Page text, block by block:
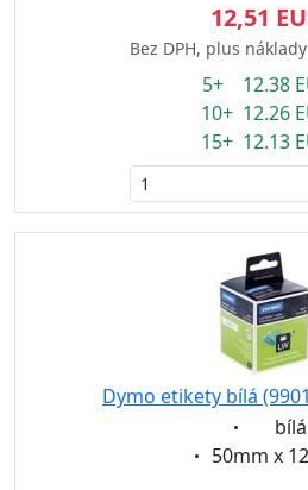
12,51
Bez DPH, plus
5+ 12.38
10+ 12.26
15+ 12.13
Dymo etikety bílá
bílá
Eigenschaft:
50mm x